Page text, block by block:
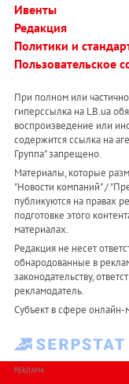
Ивенты
Редакция
Политики и
Пользовательское
При полном или
гиперссылка на LB.ua
воспроизведение или
содержится ссылка на
Группа" запрещено.
Материалы, которые
"Новости компаний" /
публикуются на правах
подготовке этого
материалах.
Редакция не несет
обнародованные в
законодательству,
рекламодатель.
Субъект в сфере
РЕКЛАМА